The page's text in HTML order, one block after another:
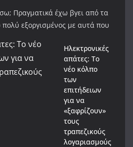
Πραγματικά έχω βγει από τα
εξοργισμένος με αυτά που
Ηλεκτρονικές
απάτες: Το
νέο κόλπο
των
επιτήδειων
για να
«ξαφρίζουν»
τους
τραπεζικούς
λογαριασμούς